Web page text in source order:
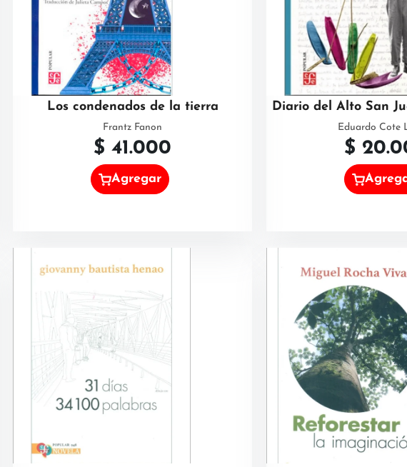
Los condenados de la tierra
Frantz Fanon
$ 41.000
Agregar
Diario del Alto San
Eduardo Cote
$